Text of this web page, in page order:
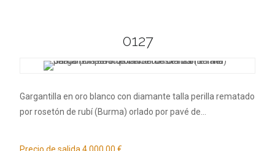
0127
Gargantilla en oro blanco con diamante talla perilla rematado
por rosetón de rubí (Burma) orlado por pavé de…